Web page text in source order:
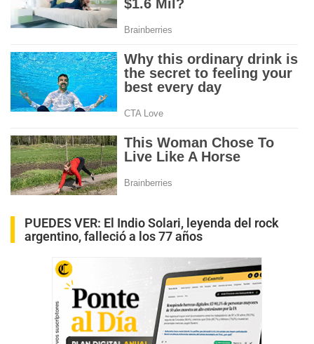
PUEDES VER: El Indio Solari, leyenda del rock
argentino, falleció a los 77 años